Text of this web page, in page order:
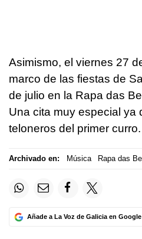
Asimismo, el viernes 27
marco de las fiestas de
de julio en la Rapa das
Una cita muy especial ya
teloneros del primer curro.
Archivado en: Música Rapa das
Añade a La Voz de Galicia en Google